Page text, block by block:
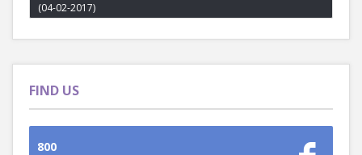
(04-02-2017)
FIND US
800